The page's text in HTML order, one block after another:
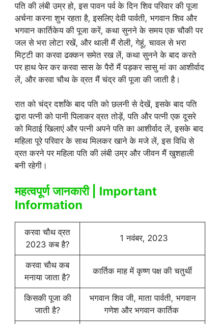
पति की लंबी उम्र हो, इस पावन पर्व के दिन शिव परिवार की पूजा
अर्चना करना शुभ रहता है, इसलिए देवी पार्वती, भगवान शिव और
भगवान कार्तिकेय की पूजा करें, कथा सुनने के समय एक चौकी पर
जल से भरा लोटा रखें, और थाली मैं रोली, गेहूं, चावल से भरा
मिट्टी का करवा ढक्कन समेत रख लें, कथा सुनने के बाद करते
पर हाथ फेर कर करवा सास के पैरों मैं पड़कर सासु मां का आशीर्वाद
लें, और करवा चौथ के व्रत मैं चंद्र की पूजा की जाती है।
रात को चंद्र दर्शांके बाद पति को छलनी से देखें, इसके बाद पति
द्वारा पत्नी को पानी पिलाकर व्रत तोड़ें, पति और पत्नी एक दूसरे
को मिठाई खिलाएं और पत्नी अपने पति का आशीर्वाद लें, इसके बाद
महिला पूरे परिवार के साथ मिलकर खाने के मजे लें, इस विधि से
व्रत करने पर महिला पति की लंबी उम्र और जीवन मैं खुशहाली
बनी रहेगी।
महत्वपूर्ण जानकारी | Important
Information
करवा चौथ व्रत
2023 कब है?
1 नवंबर, 2023
करवा चौथ कब
मनाया जाता है?
कार्तिक माह में कृष्ण पक्ष की चतुर्थी
किसकी पूजा की
जाती है?
भगवान शिव जी, माता पार्वती, भगवान
गणेश और भगवान कार्तिक